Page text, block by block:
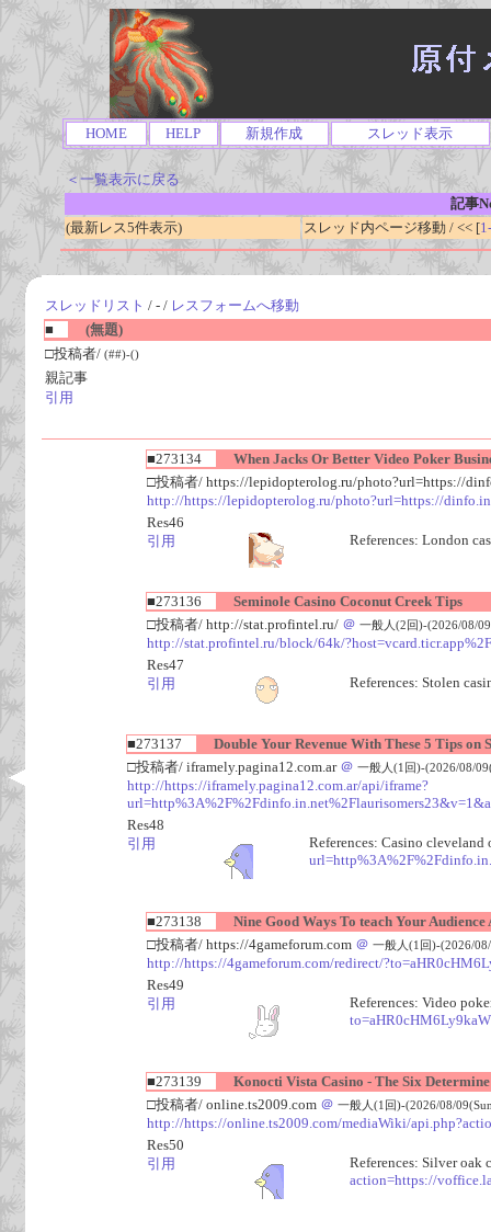
HOME HELP 新規作成 スレッド表示
＜一覧表示に戻る
記事
(最新レス5件表示)
スレッド内ページ移動 / << [
スレッドリスト / - / レスフォームへ移動
■
(無題)
□投稿者/ (##)-()
親記事
引用
■273134
When Jacks Or Better Video Poker
□投稿者/ https://lepidopterolog.ru/photo?url=https://
http://https://lepidopterolog.ru/photo?url=https://
Res46
引用
References: London
■273136
Seminole Casino Coconut Creek Tips
□投稿者/ http://stat.profintel.ru/ ＠ 一般人(2回)-(2026/08/
http://stat.profintel.ru/block/64k/
Res47
引用
References: Stolen
■273137
Double Your Revenue With These 5 Tips on
□投稿者/ iframely.pagina12.com.ar ＠ 一般人(1回)-(2026/08/
http://https://iframely.pagina12.com.ar/api/iframe?
Res48
引用
References: Casino
■273138
Nine Good Ways To teach Your
□投稿者/ https://4gameforum.com ＠ 一般人(1回)-(2026/
http://https://4gameforum.com/redirect/
Res49
引用
References: Video
■273139
Konocti Vista Casino - The Six
□投稿者/ online.ts2009.com ＠ 一般人(1回)-(2026/08/
http://https://online.ts2009.com/mediaWiki/
Res50
引用
References: Silver oak
action=https://